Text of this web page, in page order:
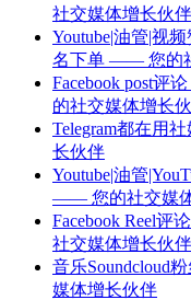
社交媒体增长伙伴
Youtube|油管|视
名下单 —— 您的
Facebook post评
的社交媒体增长
Telegram都在用
长伙伴
Youtube|油管
—— 您的社交媒
Facebook Reel
社交媒体增长伙伴
音乐Soundcloud
媒体增长伙伴